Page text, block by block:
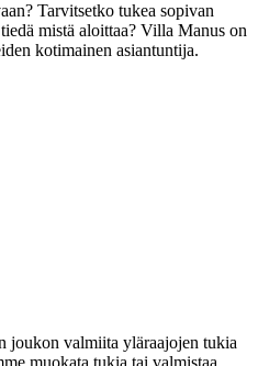
Tarvitsetko tukea sopivan
mistä aloittaa? Villa Manus on
kotimainen asiantuntija.
joukon valmiita yläraajojen tukia
muokata tukia tai valmistaa